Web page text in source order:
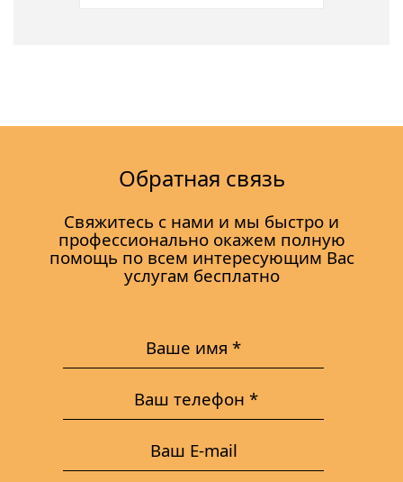
Обратная связь
Свяжитесь с нами и мы быстро и
профессионально окажем полную
помощь по всем интересующим Вас
услугам бесплатно